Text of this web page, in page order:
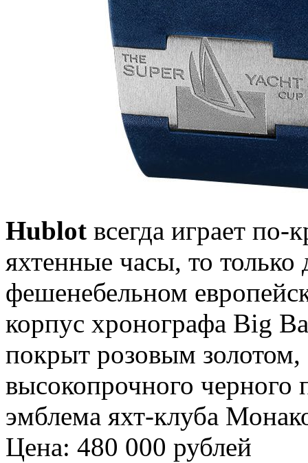
Hublot всегда играет по-
яхтенные часы, то только
фешенебельном
корпус хронографа Big
покрыт розовым
высокопрочного черного
эмблема яхт-клуба
Цена: 480 000 рублей